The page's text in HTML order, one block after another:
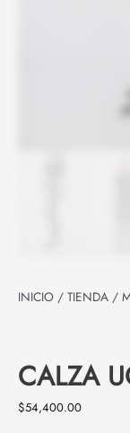
INICIO / TIENDA /
CALZA
$54,400.00